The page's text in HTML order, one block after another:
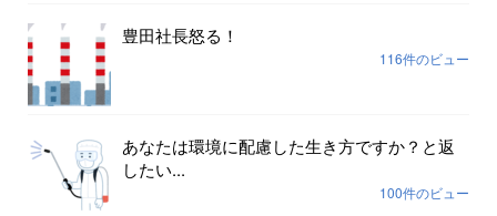
豊田社長怒る！
116件のビュー
あなたは環境に配慮した生き方ですか？と返
したい...
100件のビュー